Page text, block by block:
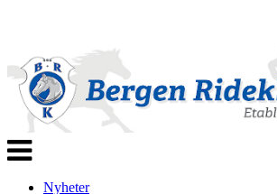
Veksle
navigasjon
Nyheter